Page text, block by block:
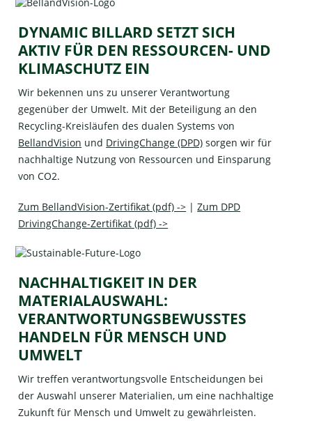
DYNAMIC BILLARD SETZT SICH
AKTIV FÜR DEN RESSOURCEN- UND
KLIMASCHUTZ EIN
Wir bekennen uns zu unserer Verantwortung
gegenüber der Umwelt. Mit der Beteiligung an den
Recycling-Kreisläufen des dualen Systems von
BellandVision und DrivingChange (DPD) sorgen wir für
nachhaltige Nutzung von Ressourcen und Einsparung
von CO2.
Zum BellandVision-Zertifikat (pdf) -> |Zum DPD
DrivingChange-Zertifikat (pdf) ->
NACHHALTIGKEIT IN DER
MATERIALAUSWAHL:
VERANTWORTUNGSBEWUSSTES
HANDELN FÜR MENSCH UND
UMWELT
Wir treffen verantwortungsvolle Entscheidungen bei
der Auswahl unserer Materialien, um eine nachhaltige
Zukunft für Mensch und Umwelt zu gewährleisten.